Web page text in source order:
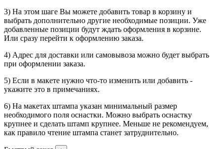
3) На этом шаге Вы можете добавить товар в корзину и
выбрать дополнительно другие необходимые позиции. Уже
добавленные позиции будут ждать оформления в корзине.
Или сразу перейти к оформлению заказа.
4) Адрес для доставки или самовывоза можно будет выбрать
при оформлении заказа.
5) Если в макете нужно что-то изменить или добавить -
укажите это в примечаниях.
6) На макетах штампа указан минимальный размер
необходимого поля оснастки. Можно выбрать оснастку
крупнее и сделать штамп крупнее. Меньше не рекомендуем,
как правило чтение штампа станет затруднительно.